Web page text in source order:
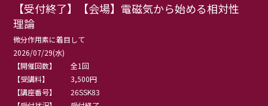
【受付終了】【会場】電磁気から始める相対性
理論
微分作用素に着目して
2026/07/29(水)
【開催回数】
全1回
【受講料】
3,500円
【講座番号】
26SSK83